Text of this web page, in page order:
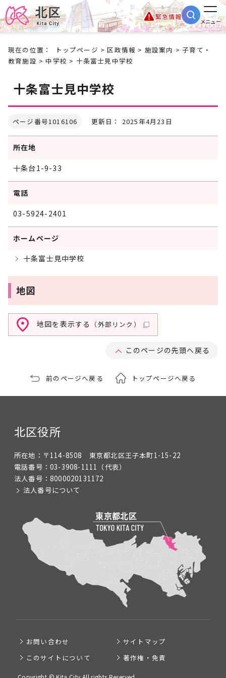
緊急情報
メニュー
現在の位置： トップページ >区政情報 > 施設案内 >子育て・
教育施設 >中学校 > 十条富士見中学校
十条富士見中学校
ページ番号1016106 更新日： 2025年4月23日
所在地
十条台1-9-33
電話
03-5924-2401
ホームページ
十条富士見中学校
地図
地図を表示する （外部リンク）
このページの先頭へ戻る
前のページへ戻る トップページへ戻る
北区役所
所在地： 〒114-8508 東京都北区王子本町1-15-22
電話番号： 03-3908-1111 （代表）
法人番号： 8000020131172
法人番号について
お問い合わせ
サイトマップ
このサイトについて
著作権・免責